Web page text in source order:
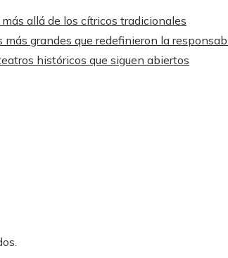
allá de los cítricos tradicionales
grandes que redefinieron la
históricos que siguen abiertos